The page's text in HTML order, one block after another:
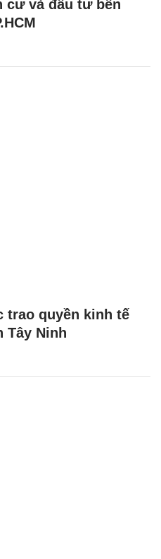
cư và đầu tư bền
trao quyền kinh tế
Tây Ninh